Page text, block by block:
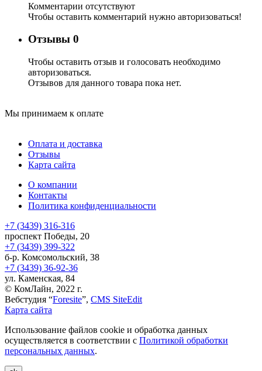
Комментарии отсутствуют
Чтобы оставить комментарий нужно авторизоваться!
Отзывы 0
Чтобы оcтавить отзыв и голосовать необходимо
авторизоваться.
Отзывов для данного товара пока нет.
Мы принимаем к оплате
Оплата и доставка
Отзывы
Карта сайта
О компании
Контакты
Политика конфиденциальности
+7 (3439) 316-316
проспект Победы, 20
+7 (3439) 399-322
б-р. Комсомольский, 38
+7 (3439) 36-92-36
ул. Каменская, 84
© КомЛайн, 2022 г.
Вебстудия “Foresite”, CMS SiteEdit
Карта сайта
Использование файлов cookie и обработка данных
осуществляется в соответствии с Политикой обработки
персональных данных.